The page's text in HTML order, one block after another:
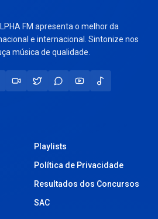
FM apresenta o melhor da
e internacional. Sintonize nos
música de qualidade.
Playlists
Política de Privacidade
Resultados dos Concursos
SAC